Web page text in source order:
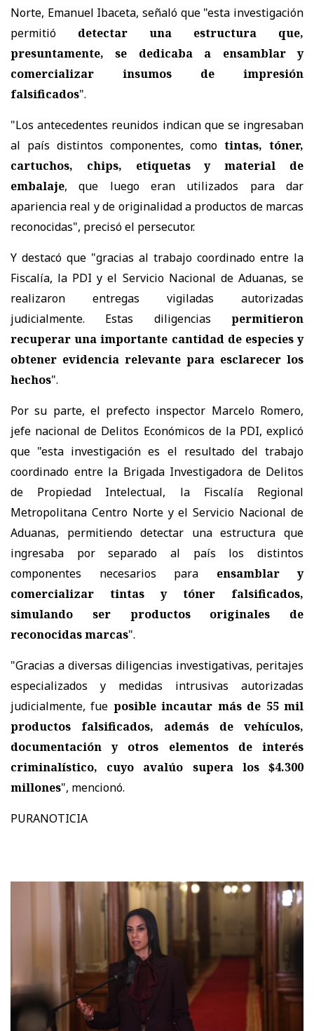
Norte, Emanuel Ibaceta, señaló que "esta investigación
permitió detectar una estructura que,
presuntamente, se dedicaba a ensamblar y
comercializar insumos de impresión
falsificados".
"Los antecedentes reunidos indican que se ingresaban
al país distintos componentes, comotintas, tóner,
cartuchos, chips, etiquetas y material de
embalaje, que luego eran utilizados para dar
apariencia real y de originalidad a productos de marcas
reconocidas", precisó el persecutor.
Y destacó que "gracias al trabajo coordinado entre la
Fiscalía, la PDI y el Servicio Nacional de Aduanas, se
realizaron entregas vigiladas autorizadas
judicialmente. Estas diligencias permitieron
recuperar una importante cantidad de especies y
obtener evidencia relevante para esclarecer los
hechos".
Por su parte, el prefecto inspector Marcelo Romero,
jefe nacional de Delitos Económicos de la PDI, explicó
que "esta investigación es el resultado del trabajo
coordinado entre la Brigada Investigadora de Delitos
de Propiedad Intelectual, la Fiscalía Regional
Metropolitana Centro Norte y el Servicio Nacional de
Aduanas, permitiendo detectar una estructura que
ingresaba por separado al país los distintos
componentes necesarios para ensamblar y
comercializar tintas y tóner falsificados,
simulando ser productos originales de
reconocidas marcas".
"Gracias a diversas diligencias investigativas, peritajes
especializados y medidas intrusivas autorizadas
judicialmente, fue posible incautar más de 55 mil
productos falsificados, además de vehículos,
documentación y otros elementos de interés
criminalístico, cuyo avalúo supera los $4.300
millones", mencionó.
PURANOTICIA